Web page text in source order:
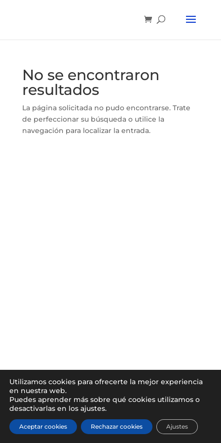
No se encontraron
resultados
La página solicitada no pudo encontrarse. Trate
de perfeccionar su búsqueda o utilice la
navegación para localizar la entrada.
Utilizamos cookies para ofrecerte la mejor experiencia
en nuestra web.
Puedes aprender más sobre qué cookies utilizamos o
desactivarlas en los ajustes.
Aceptar cookies Rechazar cookies Ajustes